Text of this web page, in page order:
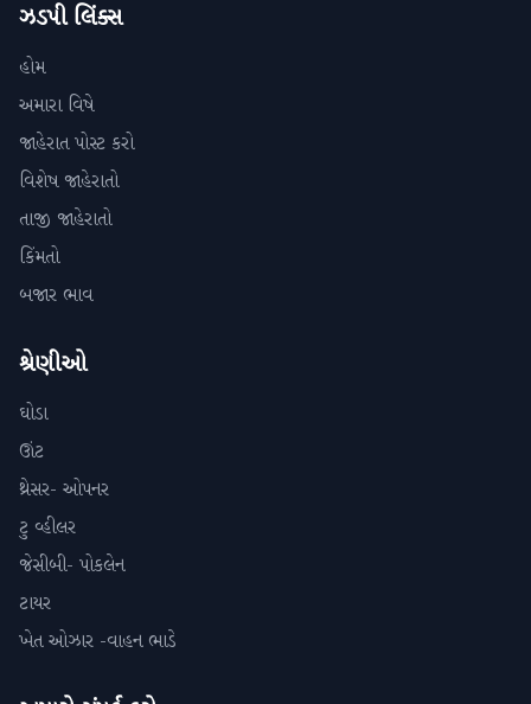
ઝડપી લિંક્સ
હોમ
અમારા વિષે
જાહેરાત પોસ્ટ કરો
વિશેષ જાહેરાતો
તાજી જાહેરાતો
કિંમતો
બજાર ભાવ
શ્રેણીઓ
ઘોડા
ઊંટ
થ્રેસર- ઓપનર
ટુ વ્હીલર
જેસીબી- પોકલેન
ટાયર
ખેત ઓઝાર -વાહન ભાડે